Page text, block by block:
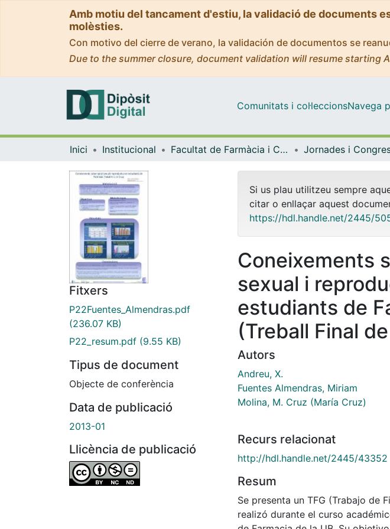
Amb motiu del tancament d'estiu, la validació de documents
molèsties.
Con motivo del cierre de verano, la validación de documentos se
Due to the summer closure, document validation will resume starting
Comunitats i col·leccionsNavega
Inici Institucional Facultat de Farmàcia i Ciències de l'Alimentació
Fitxers
P22Fuentes_Almendras.pdf
(236.07 KB)
P22_resum.pdf (9.55 KB)
Tipus de document
Objecte de conferència
Data de publicació
2013-01
Llicència de publicació
Si us plau utilitzeu sempre
citar o enllaçar aquest
https://hdl.handle.net/2445/
Coneixements
sexual i
estudiants de
(Treball Final
Autors
Andreu, X.
Fuentes Almendras, Miriam
Molina, M. Cruz (María Cruz)
Recurs relacionat
http://hdl.handle.net/2445/43352
Resum
Se presenta un TFG (Trabajo de
realizó durante el curso